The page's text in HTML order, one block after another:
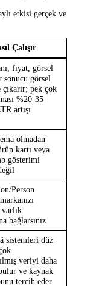
etkisi gerçek ve
Çalışır
fiyat, görsel
sonucu görsel
pek çok
%20-35
artışı
olmadan
kartı veya
gösterimi
Person
varlık
bağlarsınız
sistemleri düz
veriyi daha
ve kaynak
tercih eder